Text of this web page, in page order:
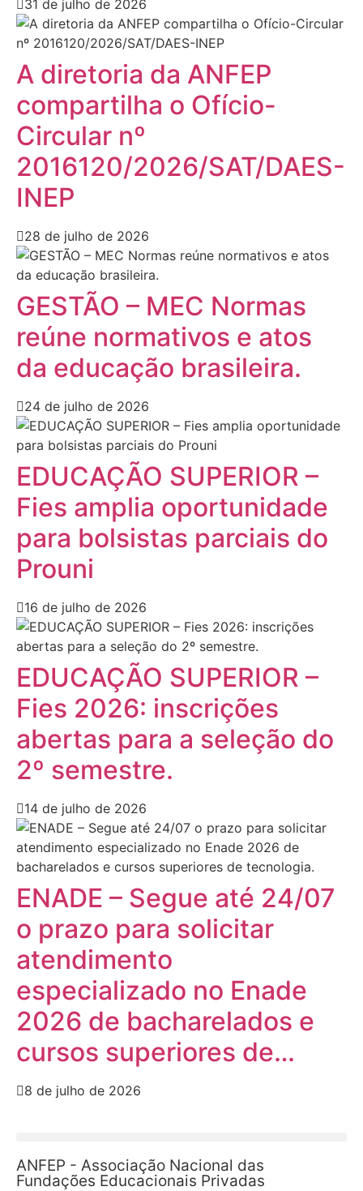
31 de julho de 2026
A diretoria da ANFEP
compartilha o Ofício-
Circular nº
2016120/2026/SAT/DAES-
INEP
28 de julho de 2026
GESTÃO – MEC Normas
reúne normativos e atos
da educação brasileira.
24 de julho de 2026
EDUCAÇÃO SUPERIOR –
Fies amplia oportunidade
para bolsistas parciais do
Prouni
16 de julho de 2026
EDUCAÇÃO SUPERIOR –
Fies 2026: inscrições
abertas para a seleção do
2º semestre.
14 de julho de 2026
ENADE – Segue até 24/07
o prazo para solicitar
atendimento
especializado no Enade
2026 de bacharelados e
cursos superiores de…
8 de julho de 2026
ANFEP - Associação Nacional das
Fundações Educacionais Privadas